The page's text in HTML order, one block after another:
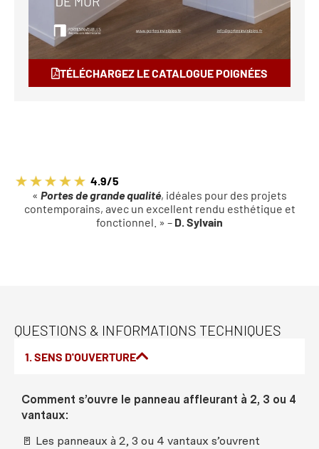
TÉLÉCHARGEZ LE CATALOGUE POIGNÉES
4.9/5
« Portes de grande qualité, idéales pour des projets
contemporains, avec un excellent rendu esthétique et
fonctionnel. » – D. Sylvain
QUESTIONS & INFORMATIONS TECHNIQUES
1. SENS D'OUVERTURE
Comment s’ouvre le panneau affleurant à 2, 3 ou 4
vantaux:
🚪 Les panneaux à 2, 3 ou 4 vantaux s’ouvrent